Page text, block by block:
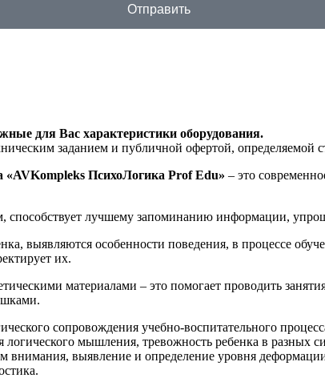
Отправить
для Вас характеристики оборудования.
заданием и публичной офертой, определяемой
«AVKompleks ПсихоЛогика Prof Edu» – это
способствует лучшему запоминанию информации,
выявляются особенности поведения, в процессе
их.
материалами – это помогает проводить
сопровождения учебно-воспитательного
мышления, тревожность ребенка в разных
выявление и определение уровня